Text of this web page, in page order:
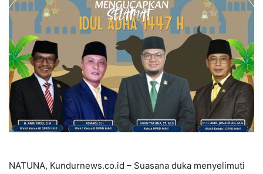
NATUNA, Kundurnews.co.id – Suasana duka menyelimuti